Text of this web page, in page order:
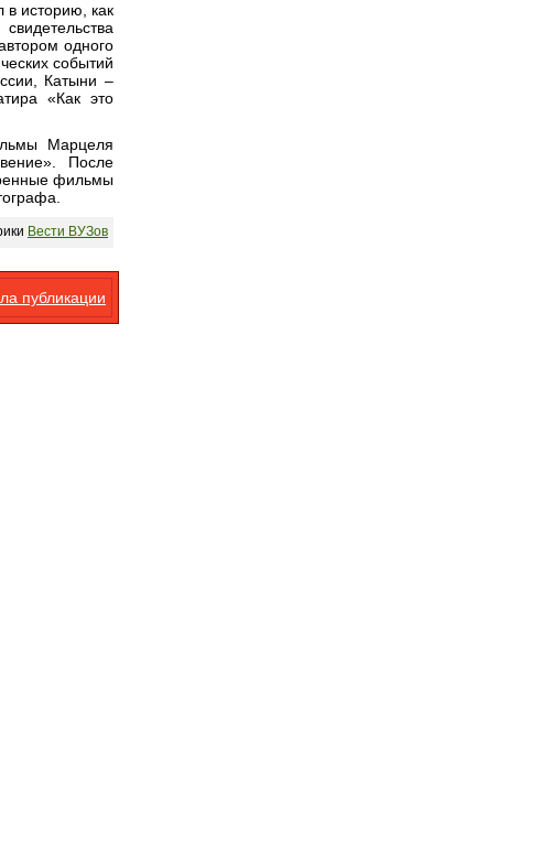
в историю, как
одного
событий
Катыни –
«Как это
Марцеля
После
фильмы
Вести ВУЗов
публикации